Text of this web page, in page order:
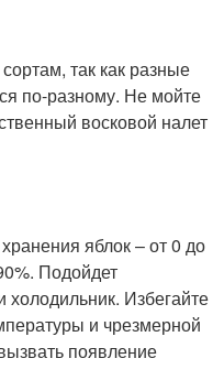
так как разные
по-разному. Не мойте
восковой налет
яблок – от 0 до
Подойдет
Избегайте
и чрезмерной
появление